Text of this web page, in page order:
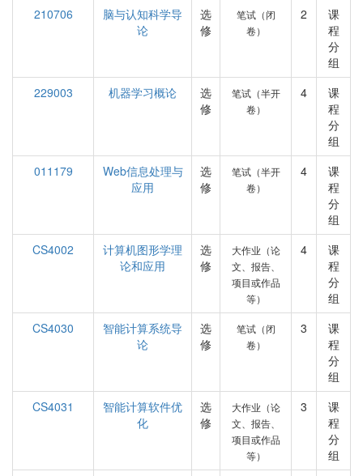
210706
脑与认知科学导
论
选
修
笔试（闭
卷）
2
课
程
分
组
229003
机器学习概论
选
修
笔试（半开
卷）
4
课
程
分
组
011179
Web信息处理与
应用
选
修
笔试（半开
卷）
4
课
程
分
组
CS4002
计算机图形学理
论和应用
选
修
大作业（论
文、报告、
项目或作品
等）
4
课
程
分
组
CS4030
智能计算系统导
论
选
修
笔试（闭
卷）
3
课
程
分
组
CS4031
智能计算软件优
化
选
修
大作业（论
文、报告、
项目或作品
等）
3
课
程
分
组